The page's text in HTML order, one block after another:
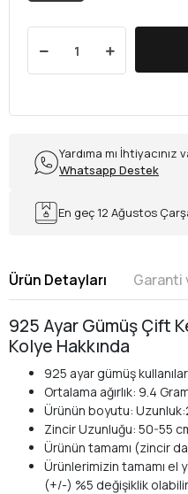
Yardıma mı İhtiyacınız
Whatsapp Destek
En geç 12 Ağustos
Ürün Detayları Garanti
925 Ayar Gümüş Çift
Kolye Hakkında
925 ayar gümüş
Ortalama ağırlık: 9.4
Ürünün boyutu:
Zincir Uzunluğu: 50-55
Ürünün tamamı (zincir
Ürünlerimizin tamamı el
(+/-) %5 değişiklik